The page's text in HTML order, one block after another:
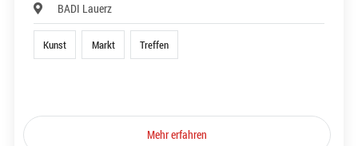
BADI Lauerz
Kunst Markt Treffen
Mehr erfahren